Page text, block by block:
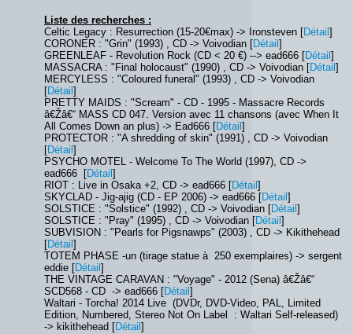
Liste des recherches :
Celtic Legacy : Resurrection (15-20€max) -> Ironsteven [Détail ]
CORONER : "Grin" (1993) , CD -> Voivodian [Détail ]
GREENLEAF - Revolution Rock (CD < 20 €) --> ead666 [Détail ]
MASSACRA : "Final holocaust" (1990) , CD -> Voivodian [Détail ]
MERCYLESS : "Coloured funeral" (1993) , CD -> Voivodian
[Détail ]
PRETTY MAIDS : "Scream" - CD - 1995 - Massacre Records
â€Žâ€“ MASS CD 047. Version avec 11 chansons (avec When It
All Comes Down an plus) -> Ead666 [Détail ]
PROTECTOR : "A shredding of skin" (1991) , CD -> Voivodian
[Détail ]
PSYCHO MOTEL - Welcome To The World (1997), CD ->
ead666 [Détail ]
RIOT : Live in Osaka +2, CD -> ead666 [Détail ]
SKYCLAD - Jig-ajig (CD - EP 2006) -> ead666 [Détail ]
SOLSTICE : "Solstice" (1992) , CD -> Voivodian [Détail ]
SOLSTICE : "Pray" (1995) , CD -> Voivodian [Détail ]
SUBVISION : "Pearls for Pigsnawps" (2003) , CD -> Kikithehead
[Détail ]
TOTEM PHASE -un (tirage statue à 250 exemplaires) -> sergent
eddie [Détail ]
THE VINTAGE CARAVAN : "Voyage" - 2012 (Sena) â€Žâ€“
SCD568 - CD -> ead666 [Détail ]
Waltari - Torcha! 2014 Live (DVDr, DVD-Video, PAL, Limited
Edition, Numbered, Stereo Not On Label : Waltari Self-released)
-> kikithehead [Détail ]